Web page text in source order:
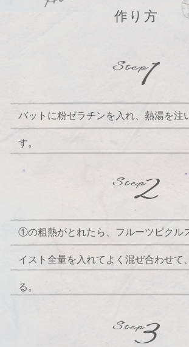
作り方
バットに粉ゼラチンを入れ、熱湯を注
す。
①の粗熱がとれたら、フルーツピクル
イスト全量を入れてよく混ぜ合わせて
る。